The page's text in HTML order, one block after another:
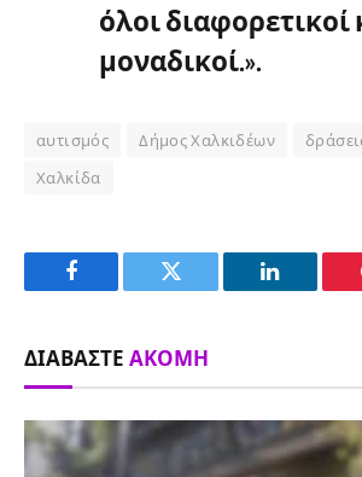
όλοι διαφορετικοί
μοναδικοί.».
αυτισμός Δήμος Χαλκιδέων
Χαλκίδα
Facebook Twitter LinkedIn
ΔΙΑΒΆΣΤΕ ΑΚΌΜΗ